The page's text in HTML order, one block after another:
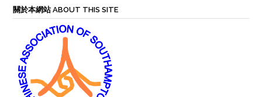
關於本網站 ABOUT THIS SITE